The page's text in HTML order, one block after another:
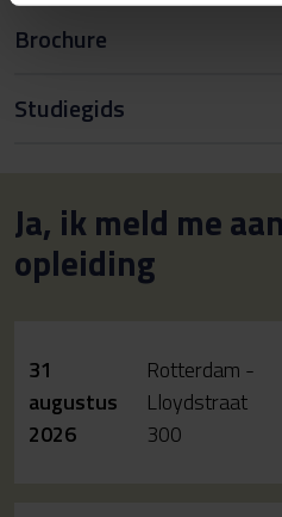
Brochure
Studiegids
Ja, ik meld me
opleiding
31
augustus
2026
Rotterdam -
Lloydstraat
300